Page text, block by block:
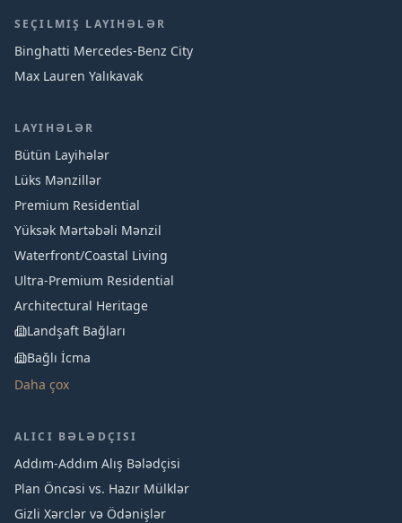
SEÇILMIŞ LAYIHƏLƏR
Binghatti Mercedes‑Benz City
Max Lauren Yalıkavak
LAYIHƏLƏR
Bütün Layihələr
Lüks Mənzillər
Premium Residential
Yüksək Mərtəbəli Mənzil
Waterfront/Coastal Living
Ultra-Premium Residential
Architectural Heritage
Landşaft Bağları
Bağlı İcma
Daha çox
ALICI BƏLƏDÇISI
Addım-Addım Alış Bələdçisi
Plan Öncəsi vs. Hazır Mülklər
Gizli Xərclər və Ödənişlər